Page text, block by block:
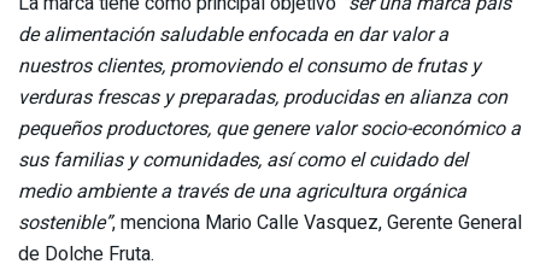
de alimentación saludable enfocada en dar valor a
nuestros clientes, promoviendo el consumo de frutas y
verduras frescas y preparadas, producidas en alianza con
pequeños productores, que genere valor socio-económico a
sus familias y comunidades, así como el cuidado del
medio ambiente a través de una agricultura orgánica
sostenible”, menciona Mario Calle Vasquez, Gerente General
de Dolche Fruta.